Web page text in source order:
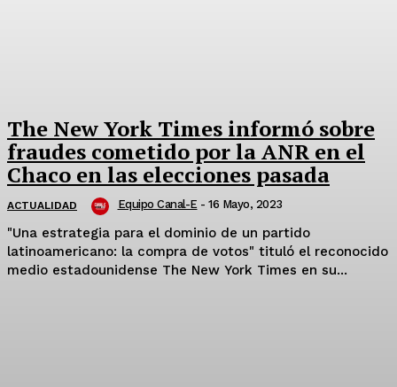
The New York Times informó sobre
fraudes cometido por la ANR en el
Chaco en las elecciones pasada
ACTUALIDAD Equipo Canal-E - 16 Mayo, 2023
"Una estrategia para el dominio de un partido
latinoamericano: la compra de votos" tituló el reconocido
medio estadounidense The New York Times en su...